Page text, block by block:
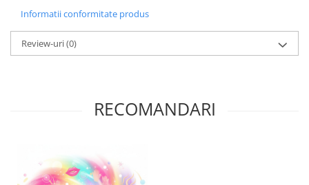
Informatii conformitate produs
Review-uri(0)
RECOMANDARI